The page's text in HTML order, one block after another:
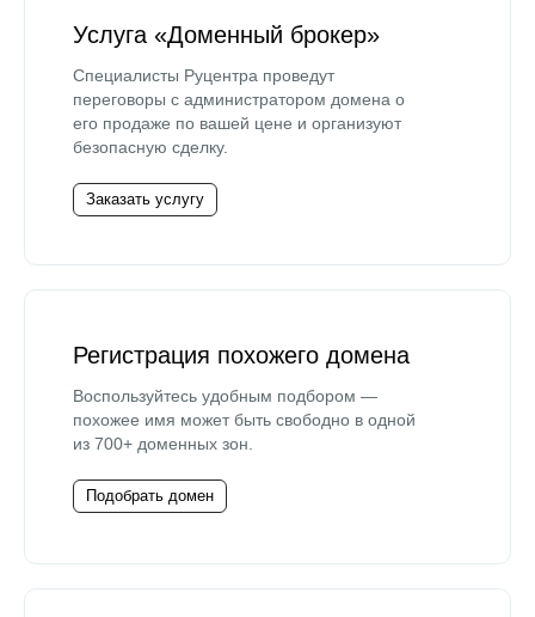
Услуга «Доменный брокер»
Специалисты Руцентра проведут
переговоры с администратором домена о
его продаже по вашей цене и организуют
безопасную сделку.
Заказать услугу
Регистрация похожего домена
Воспользуйтесь удобным подбором —
похожее имя может быть свободно в одной
из 700+ доменных зон.
Подобрать домен